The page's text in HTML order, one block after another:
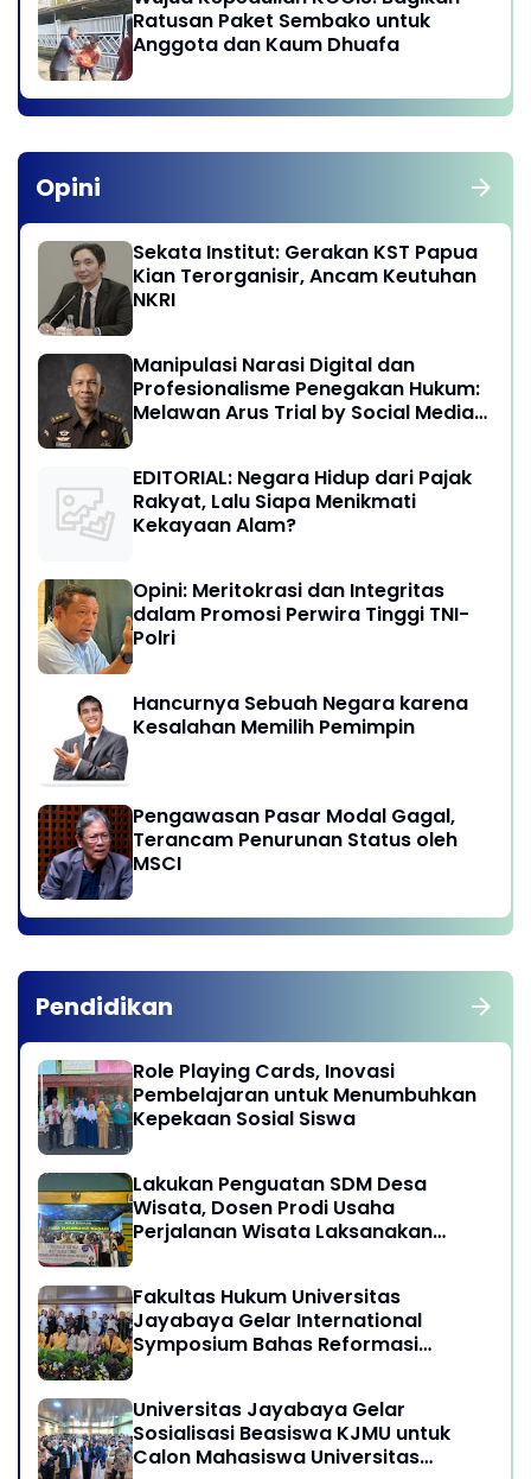
Ratusan Paket Sembako untuk
Anggota dan Kaum Dhuafa
Opini
Sekata Institut: Gerakan KST Papua
Kian Terorganisir, Ancam Keutuhan
NKRI
Manipulasi Narasi Digital dan
Profesionalisme Penegakan Hukum:
Melawan Arus Trial by Social Media
EDITORIAL: Negara Hidup dari Pajak
Rakyat, Lalu Siapa Menikmati
Kekayaan Alam?
Opini: Meritokrasi dan Integritas
dalam Promosi Perwira Tinggi TNI-
Polri
Hancurnya Sebuah Negara karena
Kesalahan Memilih Pemimpin
Pengawasan Pasar Modal Gagal,
Terancam Penurunan Status oleh
MSCI
Pendidikan
Role Playing Cards, Inovasi
Pembelajaran untuk Menumbuhkan
Kepekaan Sosial Siswa
Lakukan Penguatan SDM Desa
Wisata, Dosen Prodi Usaha
Perjalanan Wisata Laksanakan
Sukamandi Masagi - Kabupaten
Subang, Jawa Barat
Fakultas Hukum Universitas
Jayabaya Gelar International
Symposium Bahas Reformasi
Universitas Jayabaya Gelar
Sosialisasi Beasiswa KJMU untuk
Calon Mahasiswa Universitas